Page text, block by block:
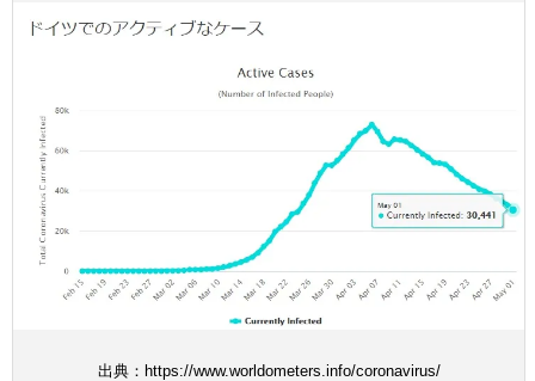
出典：https://www.worldometers.info/coronavirus/